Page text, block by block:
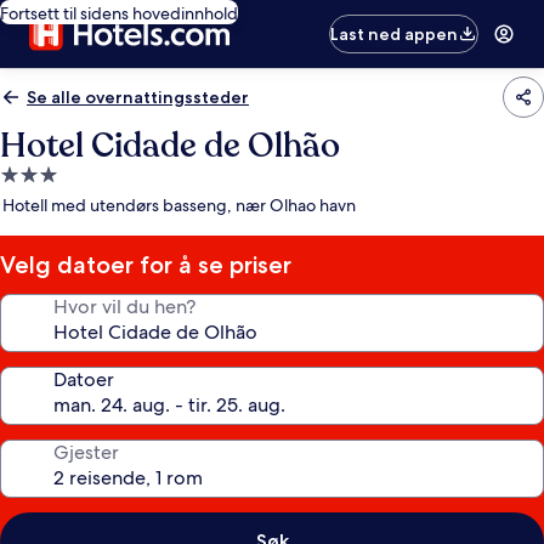
Fortsett til sidens hovedinnhold
Last ned appen
Se alle overnattingssteder
Hotel Cidade de Olhão
Overnattingssted
med
stjerner
Hotell med utendørs basseng, nær Olhao havn
Velg datoer for å se priser
Hvor vil du hen?
Datoer
Gjester